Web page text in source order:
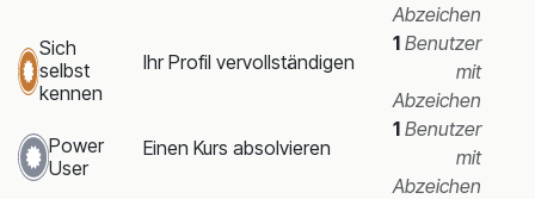
Abzeichen
Sich
selbst
kennen
Ihr Profil vervollständigen
1 Benutzer
mit
Abzeichen
Power
User
Einen Kurs absolvieren
1 Benutzer
mit
Abzeichen